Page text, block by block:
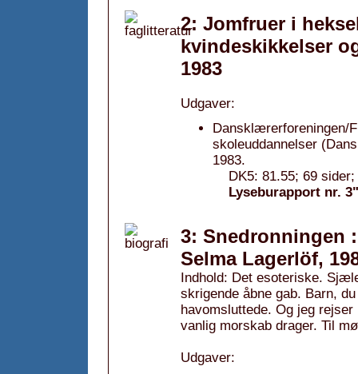
2: Jomfruer i
kvindeskikkelser
1983
Udgaver:
Dansklærerforeningen/
skoleuddannelser
1983.
DK5: 81.55; 69
Lyseburapport nr. 3"
3: Snedronningen
Selma Lagerlöf,
Indhold: Det esoteriske.
skrigende åbne gab. Barn,
havomsluttede. Og jeg
vanlig morskab drager. Til
Udgaver: